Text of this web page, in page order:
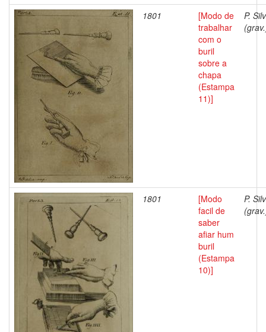
1801
[Modo de
trabalhar
com o
buril
sobre a
chapa
(Estampa
11)]
P.
1801
[Modo
facil de
saber
afiar hum
buril
(Estampa
10)]
P.